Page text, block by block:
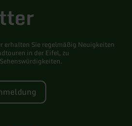
erhalten Sie regelmäßig Neuigkeiten
in der Eifel, zu